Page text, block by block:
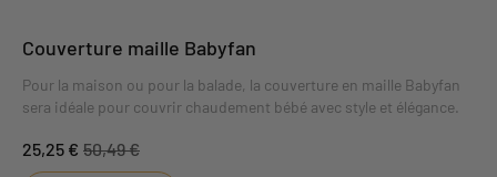
Couverture maille Babyfan
Pour la maison ou pour la balade, la couverture en maille Babyfan
sera idéale pour couvrir chaudement bébé avec style et élégance.
25,25 € 50,49 €